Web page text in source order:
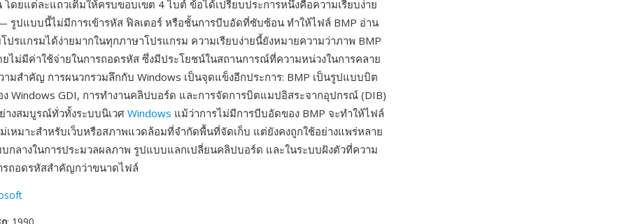
โดยแต่ละแถวเติมให้ครบขอบเขต 4 ไบต์ ข้อได้เปรียบประการหนึ่งคือความเรียบง่าย
รูปแบบนี้ไม่มีการเข้ารหัส ฟิลเตอร์ หรือชั้นการบีบอัดที่ซับซ้อน ทำให้ไฟล์ BMP อ่าน
ปรแกรมได้ง่ายมากในทุกภาษาโปรแกรม ความเรียบง่ายนี้ยังหมายความว่าภาพ BMP
ไม่มีค่าใช้จ่ายในการถอดรหัส ซึ่งมีประโยชน์ในสถานการณ์ที่ความหน่วงในการคลาย
มสำคัญ การผนวกรวมลึกกับ Windows เป็นจุดแข็งอีกประการ: BMP เป็นรูปแบบบิต
Windows GDI, การทำงานคลิปบอร์ด และการจัดการบิตแมปอิสระจากอุปกรณ์ (DIB)
างสมบูรณ์ทั่วทั้งระบบนิเวศ Windows แม้ว่าการไม่มีการบีบอัดของ BMP จะทำให้ไฟล์
หมาะสำหรับเว็บหรือสภาพแวดล้อมที่จำกัดพื้นที่จัดเก็บ แต่ยังคงถูกใช้อย่างแพร่หลาย
กลางในการประมวลผลภาพ รูปแบบแลกเปลี่ยนคลิปบอร์ด และในระบบฝังตัวที่ความ
รถอดรหัสสำคัญกว่าขนาดไฟล์